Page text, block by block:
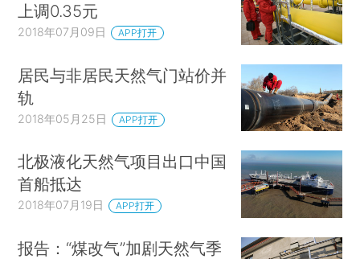
上调0.35元
2018年07月09日 APP打开
居民与非居民天然气门站价并
轨
2018年05月25日 APP打开
北极液化天然气项目出口中国
首船抵达
2018年07月19日 APP打开
报告：“煤改气”加剧天然气季